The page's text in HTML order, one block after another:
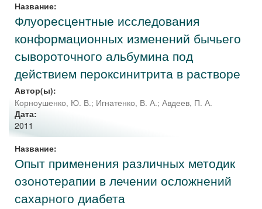
Название:
Флуоресцентные исследования
конформационных изменений бычьего
сывороточного альбумина под
действием пероксинитрита в растворе
Автор(ы):
Корноушенко, Ю. В.; Игнатенко, В. А.; Авдеев, П. А.
Дата:
2011
Название:
Опыт применения различных методик
озонотерапии в лечении осложнений
сахарного диабета